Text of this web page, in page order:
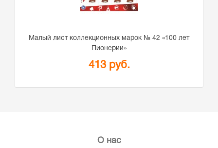
Малый лист коллекционных марок № 42 «100 лет
Пионерии»
413 руб.
О нас